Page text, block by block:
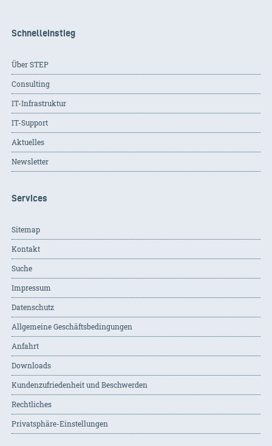
Schnelleinstieg
Über STEP
Consulting
IT-Infrastruktur
IT-Support
Aktuelles
Newsletter
Services
Sitemap
Kontakt
Suche
Impressum
Datenschutz
Allgemeine Geschäftsbedingungen
Anfahrt
Downloads
Kundenzufriedenheit und Beschwerden
Rechtliches
Privatsphäre-Einstellungen